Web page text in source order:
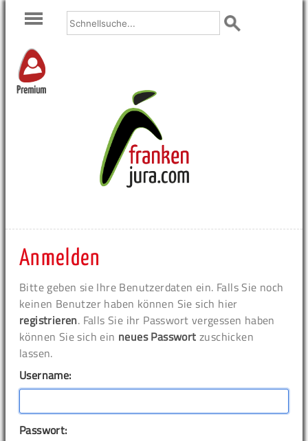
Premium
Anmelden
Bitte geben sie Ihre Benutzerdaten ein. Falls Sie noch
keinen Benutzer haben können Sie sich hier
registrieren. Falls Sie ihr Passwort vergessen haben
können Sie sich ein neues Passwort zuschicken
lassen.
Username:
Passwort: